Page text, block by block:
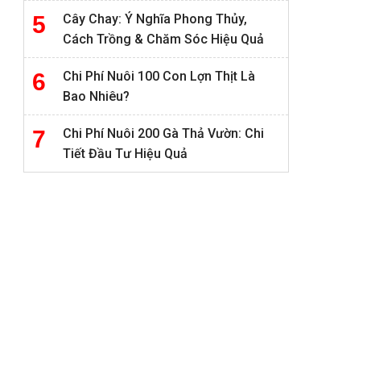
Cây Chay: Ý Nghĩa Phong Thủy,
Cách Trồng & Chăm Sóc Hiệu Quả
Chi Phí Nuôi 100 Con Lợn Thịt Là
Bao Nhiêu?
Chi Phí Nuôi 200 Gà Thả Vườn: Chi
Tiết Đầu Tư Hiệu Quả